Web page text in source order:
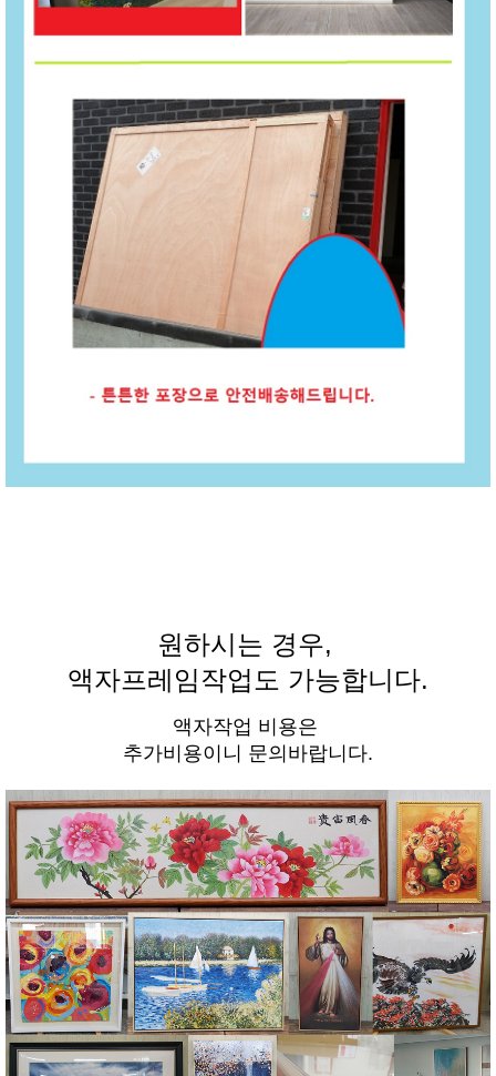
원하시는 경우,
액자프레임작업도 가능합니다.
액자작업 비용은
추가비용이니 문의바랍니다.